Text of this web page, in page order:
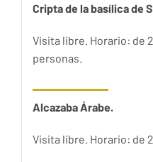
Cripta de la basílica de
Visita libre. Horario: de
personas.
Alcazaba Árabe.
Visita libre. Horario: de